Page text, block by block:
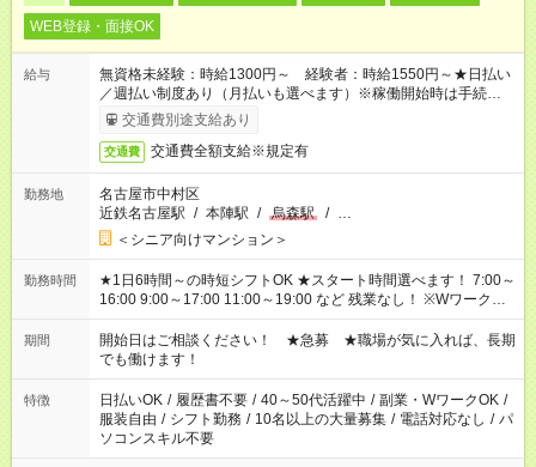
WEB登録・面接OK
給与
無資格未経験：時給1300円～ 経験者：時給1550円～★日払い
／週払い制度あり（月払いも選べます）※稼働開始時は手続き完
了次第のお支払いとなります。
交通費別途支給あり
交通費 交通費全額支給※規定有
勤務地
名古屋市中村区
近鉄名古屋駅 / 本陣駅 / 烏森駅 / …
＜シニア向けマンション＞
勤務時間
★1日6時間～の時短シフトOK ★スタート時間選べます！ 7:00～
16:00 9:00～17:00 11:00～19:00 など 残業なし！ ※Wワークの
場合、他のお仕事と合わせ週40時間超の就業はご案内できませ
ん ※法令に基づき、週20時間以上勤務は社会保険への加入対象
となります ※労働者派遣法（日雇い派遣の原則禁止）により、
短時間・短期間の就業はご案内が難しい場合があります
期間
開始日はご相談ください！ ★急募 ★職場が気に入れば、長期
でも働けます！
特徴 日払いOK / 履歴書不要 / 40～50代活躍中 / 副業・WワークOK /
服装自由 / シフト勤務 / 10名以上の大量募集 / 電話対応なし / パ
ソコンスキル不要